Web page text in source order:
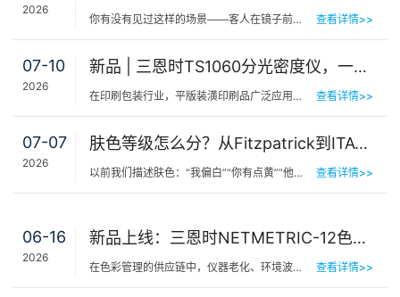
2026
你有没有见过这样的场景——客人在镜子前端详半天，问：“我是不是白了一点？”美容师… 查看详情>>
07-10
2026
新品 | 三恩时TS1060分光密度仪，一机覆盖平版装潢印刷品色密度与色差检测
在印刷包装行业，平版装潢印刷品广泛应用于包装工艺品、日化标签、节日用品等场景，客户对同一批次产品的色… 查看详情>>
07-07
2026
肤色等级怎么分？从Fitzpatrick到ITA°，三恩时皮肤测色仪让肤色“数字化”
以前我们描述肤色：“我偏白”“你有点黄”“他挺黑”……现在… 查看详情>>
06-16
2026
新品上线：三恩时NETMETRIC-12色砖与网络校正软件，解决台间差难题
在色彩管理的供应链中，仪器老化、环境波动、台间差…… 一个环节的微小偏差，都可能导致最终… 查看详情>>